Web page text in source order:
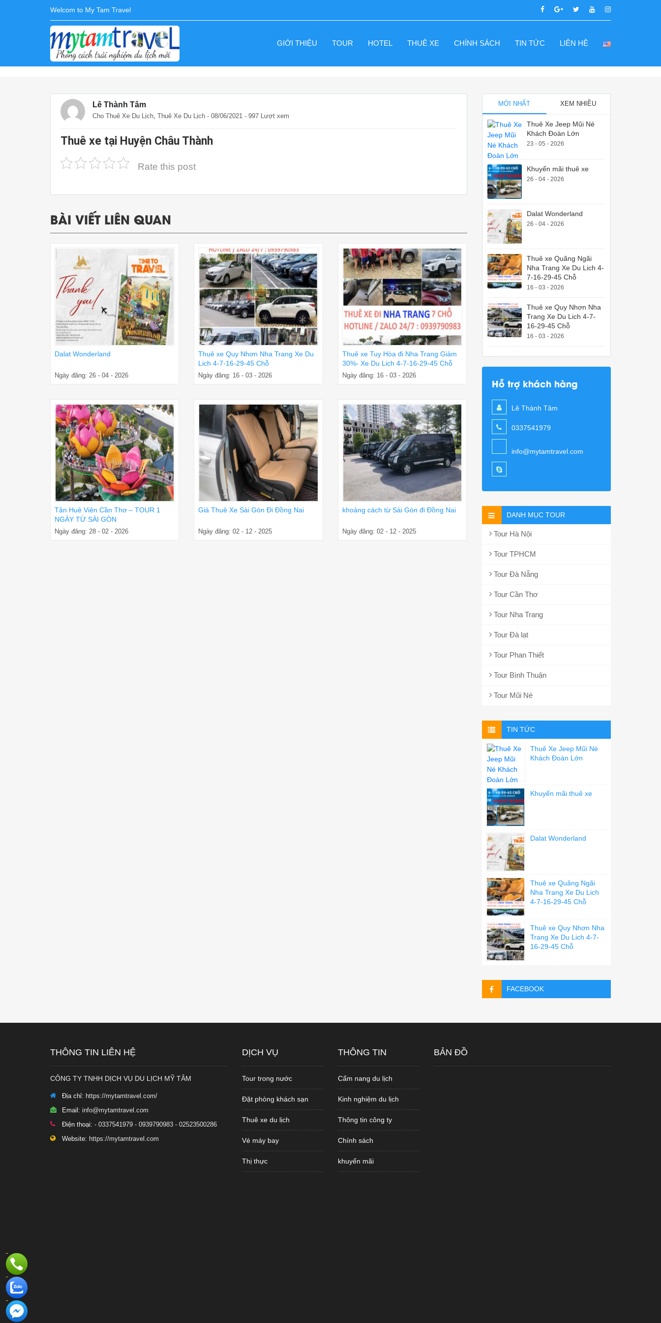
Welcom to My Tam Travel
GIỚI THIỆU TOUR HOTEL THUÊ XE CHÍNH SÁCH TIN TỨC LIÊN HỆ
Lê Thành Tâm
Cho Thuê Xe Du Lịch Thuê Xe Du Lịch - 08/06/2021 - 997 Lượt xem
Thuê xe tại Huyện Châu Thành
Rate this post
BÀI VIẾT LIÊN QUAN
Dalat Wonderland
Ngày đăng: 26 - 04 - 2026
Thuê xe Quy Nhơn Nha Trang Xe Du
Lich 4-7-16-29-45 Chỗ
Ngày đăng: 16 - 03 - 2026
Thuê xe Tuy Hòa đi Nha Trang Giảm
30%- Xe Du Lich 4-7-16-29-45 Chỗ
Ngày đăng: 16 - 03 - 2026
Tân Huê Viên Cần Thơ – TOUR 1
NGÀY TỪ SÀI GÒN
Ngày đăng: 28 - 02 - 2026
Giá Thuê Xe Sài Gòn Đi Đồng Nai
Ngày đăng: 02 - 12 - 2025
khoảng cách từ Sài Gòn đi Đồng Nai
Ngày đăng: 02 - 12 - 2025
MỚI NHẤT XEM NHIỀU
Thuê Xe Jeep Mũi Né
Khách Đoàn Lớn
23 - 05 - 2026
Khuyến mãi thuê xe
26 - 04 - 2026
Dalat Wonderland
26 - 04 - 2026
Thuê xe Quãng Ngãi
Nha Trang Xe Du Lich 4-
7-16-29-45 Chỗ
16 - 03 - 2026
Thuê xe Quy Nhơn Nha
Trang Xe Du Lich 4-7-
16-29-45 Chỗ
16 - 03 - 2026
Hỗ trợ khách hàng
Lê Thành Tâm
0337541979
info@mytamtravel.com
DANH MỤC TOUR
Tour Hà Nội
Tour TPHCM
Tour Đà Nẵng
Tour Cần Thơ
Tour Nha Trang
Tour Đà lạt
Tour Phan Thiết
Tour Bình Thuận
Tour Mũi Né
TIN TỨC
Thuê Xe Jeep Mũi Né
Khách Đoàn Lớn
Khuyến mãi thuê xe
Dalat Wonderland
Thuê xe Quãng Ngãi
Nha Trang Xe Du Lich
4-7-16-29-45 Chỗ
Thuê xe Quy Nhơn Nha
Trang Xe Du Lich 4-7-
16-29-45 Chỗ
FACEBOOK
THÔNG TIN LIÊN HỆ
CÔNG TY TNHH DỊCH VỤ DU LỊCH MỸ TÂM
Địa chỉ: https://mytamtravel.com/
Email: info@mytamtravel.com
Điện thoại: - 0337541979 - 0939790983 - 02523500286
Website: https://mytamtravel.com
DỊCH VỤ
Tour trong nước
Đặt phòng khách sạn
Thuê xe du lịch
Vé máy bay
Thị thực
THÔNG TIN
Cẩm nang du lịch
Kinh nghiệm du lịch
Thông tin công ty
Chính sách
khuyến mãi
BẢN ĐỒ